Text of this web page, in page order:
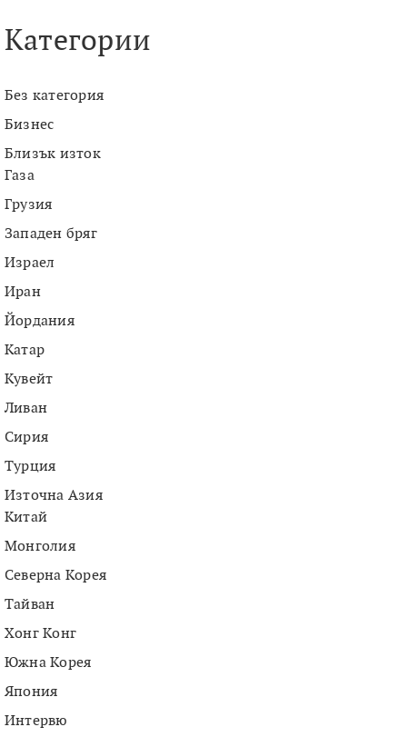
Категории
Без категория
Бизнес
Близък изток
Газа
Грузия
Западен бряг
Израел
Иран
Йордания
Катар
Кувейт
Ливан
Сирия
Турция
Източна Азия
Китай
Монголия
Северна Корея
Тайван
Хонг Конг
Южна Корея
Япония
Интервю